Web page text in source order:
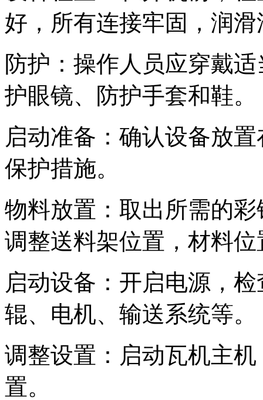
好，所有连接牢固，润
防护：操作人员应穿戴
护眼镜、防护手套和鞋。
启动准备：确认设备放
保护措施。
物料放置：取出所需的
调整送料架位置，材料
启动设备：开启电源，
辊、电机、输送系统等。
调整设置：启动瓦机主
置。